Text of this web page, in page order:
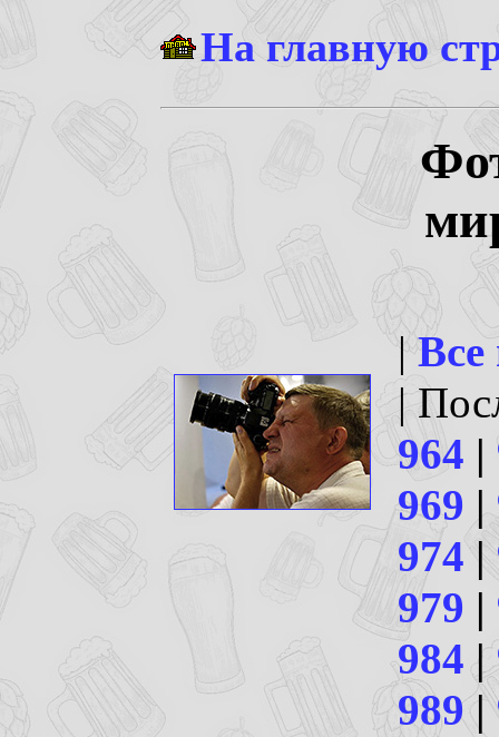
На главную
|
|
964 |
969 |
974|
979 |
984 |
989|